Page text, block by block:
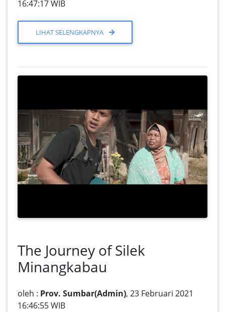
16:47:17 WIB
LIHAT SELENGKAPNYA
The Journey of Silek
Minangkabau
oleh : Prov. Sumbar(Admin), 23 Februari 2021
16:46:55 WIB